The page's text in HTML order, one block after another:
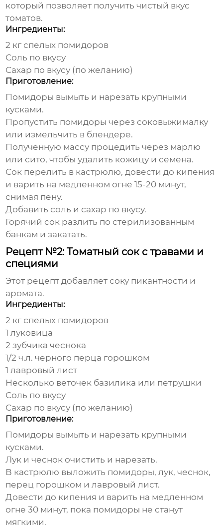
который позволяет получить чистый вкус
томатов.
Ингредиенты:
2 кг спелых помидоров
Соль по вкусу
Сахар по вкусу (по желанию)
Приготовление:
Помидоры вымыть и нарезать крупными
кусками.
Пропустить помидоры через соковыжималку
или измельчить в блендере.
Полученную массу процедить через марлю
или сито, чтобы удалить кожицу и семена.
Сок перелить в кастрюлю, довести до кипения
и варить на медленном огне 15-20 минут,
снимая пену.
Добавить соль и сахар по вкусу.
Горячий сок разлить по стерилизованным
банкам и закатать.
Рецепт №2: Томатный сок с травами и
специями
Этот рецепт добавляет соку пикантности и
аромата.
Ингредиенты:
2 кг спелых помидоров
1 луковица
2 зубчика чеснока
1/2 ч.л. черного перца горошком
1 лавровый лист
Несколько веточек базилика или петрушки
Соль по вкусу
Сахар по вкусу (по желанию)
Приготовление:
Помидоры вымыть и нарезать крупными
кусками.
Лук и чеснок очистить и нарезать.
В кастрюлю выложить помидоры, лук, чеснок,
перец горошком и лавровый лист.
Довести до кипения и варить на медленном
огне 30 минут, пока помидоры не станут
мягкими.